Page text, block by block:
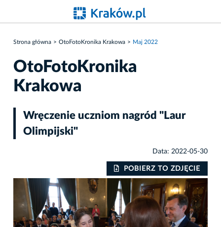
Strona główna OtoFotoKronika Krakowa Maj 2022
OtoFotoKronika
Krakowa
Wręczenie uczniom nagród "Laur
Olimpijski"
Data: 2022-05-30
POBIERZ TO ZDJĘCIE